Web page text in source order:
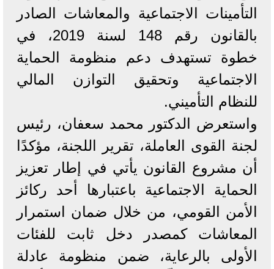
التأمينات الاجتماعية والمعاشات الصادر
بالقانون رقم 148 لسنة 2019، في
خطوة تستهدف دعم منظومة الحماية
الاجتماعية وتحقيق التوازن المالي
للنظام التأميني.
واستعرض الدكتور محمد سعفان، رئيس
لجنة القوى العاملة، تقرير اللجنة، مؤكدًا
أن مشروع القانون يأتي في إطار تعزيز
الحماية الاجتماعية باعتبارها أحد ركائز
الأمن القومي، من خلال ضمان استمرار
المعاشات كمصدر دخل ثابت للفئات
الأولى بالرعاية، ضمن منظومة عادلة